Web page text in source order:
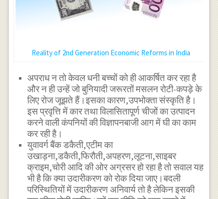
Reality of 2nd Generation Economic Reforms in India
अपराध न तो केवल धनी बच्चों को ही आकर्षित कर रहा है
और न ही उन्हें जो बुनियादी जरूरतों मसलन रोटी-कपड़े के
लिए रोज जूझते हैं।इसका कारण,उपभोक्ता संस्कृति है।
इस प्रवृत्ति में कार तथा विलासितापूर्ण चीजों का उत्पादन
करने वाली कंपनियों की विज्ञापनबाजी आग में घी का काम
कर रही है।
युवावर्ग बैंक डकैती,एटीम का
उखाड़ना,डकैती,फिरौती,अपहरण,लूटना,साइबर
क्राइम,चोरी आदि की ओर अग्रसर हो रहा है तो सवाल यह
भी है कि क्या उदारीकरण को रोक दिया जाए।बदली
परिस्थितियों में उदारीकरण अनिवार्य तो है लेकिन इसकी